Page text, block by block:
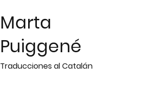
Marta
Puiggené
Traducciones al Catalán